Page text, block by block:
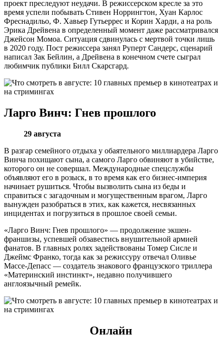
проект преследуют неудачи. В режиссерском кресле за это
время успели побывать Стивен Норрингтон, Хуан Карлос
Фреснадильо, Ф. Хавьер Гутьеррес и Корин Харди, а на роль
Эрика Дрейвена в определенный момент даже рассматривался
Джейсон Момоа. Ситуация сдвинулась с мертвой точки лишь
в 2020 году. Пост режиссера занял Руперт Сандерс, сценарий
написал Зак Бейлин, а Дрейвена в конечном счете сыграл
любимчик публики Билл Скарсгард.
Ларго Винч: Гнев прошлого
29 августа
В разгар семейного отдыха у обаятельного миллиардера Ларго
Винча похищают сына, а самого Ларго обвиняют в убийстве,
которого он не совершал. Международные спецслужбы
объявляют его в розыск, в то время как его бизнес-империя
начинает рушиться. Чтобы вызволить сына из беды и
справиться с загадочным и могущественным врагом, Ларго
вынужден разобраться в этих, как кажется, несвязанных
инцидентах и погрузиться в прошлое своей семьи.
«Ларго Винч: Гнев прошлого» — продолжение экшен-
франшизы, успевшей обзавестись внушительной армией
фанатов. В главных ролях задействованы Томер Сисле и
Джеймс Франко, тогда как за режиссуру отвечал Оливье
Массе-Депасс — создатель знакового французского триллера
«Материнский инстинкт», недавно получившего
англоязычный ремейк.
Онлайн